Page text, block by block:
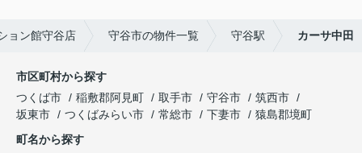
ョン館守谷店 守谷市の物件一覧 守谷駅 カーサ中田
市区町村から探す
つくば市
稲敷郡阿見町 取手市 守谷市
筑西市
坂東市
つくばみらい市 常総市 下妻市
猿島郡境町
町名から探す